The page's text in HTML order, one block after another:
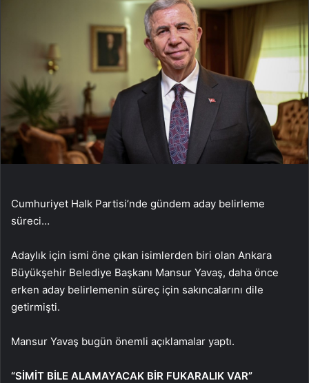
Cumhuriyet Halk Partisi’nde gündem aday belirleme
süreci…
Adaylık için ismi öne çıkan isimlerden biri olan Ankara
Büyükşehir Belediye Başkanı Mansur Yavaş, daha önce
erken aday belirlemenin süreç için sakıncalarını dile
getirmişti.
Mansur Yavaş bugün önemli açıklamalar yaptı.
“SİMİT BİLE ALAMAYACAK BİR FUKARALIK VAR”